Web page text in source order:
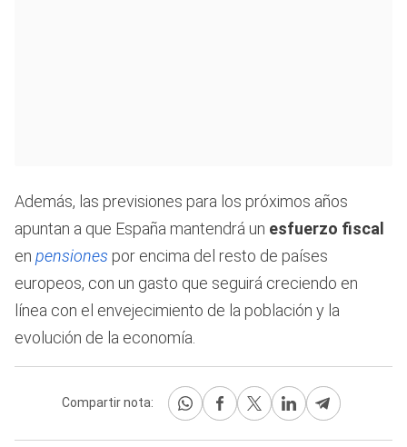
Además, las previsiones para los próximos años
apuntan a que España mantendrá un esfuerzo fiscal
en pensiones por encima del resto de países
europeos, con un gasto que seguirá creciendo en
línea con el envejecimiento de la población y la
evolución de la economía.
Compartir nota: